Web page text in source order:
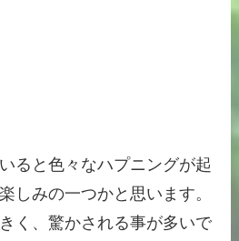
ると色々なハプニングが起
しみの一つかと思います。
く、驚かされる事が多いで